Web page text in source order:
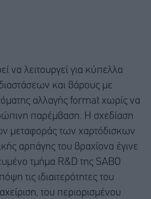
να λειτουργεί για κύπελλα
και βάρους με
αλλαγής format χωρίς να
παρέμβαση. Η σχεδίαση
μεταφοράς των χαρτόδισκων
αρπάγης του βραχίονα έγινε
τμήμα R&D της SΑΒΟ
τις ιδιαιτερότητες του
του περιορισμένου